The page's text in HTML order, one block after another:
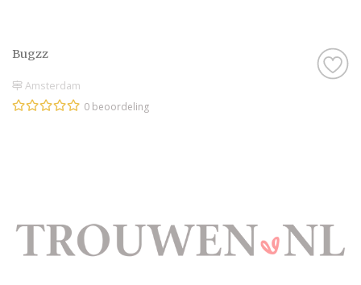
Bugzz
Amsterdam
0 beoordeling